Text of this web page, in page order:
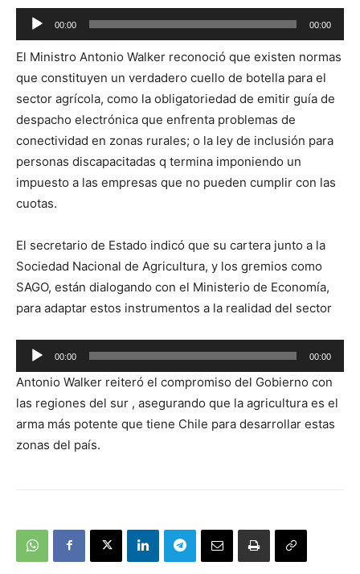
Reproductor
de
audio
00:00 00:00
El Ministro Antonio Walker reconoció que existen normas
que constituyen un verdadero cuello de botella para el
sector agrícola, como la obligatoriedad de emitir guía de
despacho electrónica que enfrenta problemas de
conectividad en zonas rurales; o la ley de inclusión para
personas discapacitadas q termina imponiendo un
impuesto a las empresas que no pueden cumplir con las
cuotas.
El secretario de Estado indicó que su cartera junto a la
Sociedad Nacional de Agricultura, y los gremios como
SAGO, están dialogando con el Ministerio de Economía,
para adaptar estos instrumentos a la realidad del sector
Reproductor
de
audio
00:00 00:00
Antonio Walker reiteró el compromiso del Gobierno con
las regiones del sur , asegurando que la agricultura es el
arma más potente que tiene Chile para desarrollar estas
zonas del país.